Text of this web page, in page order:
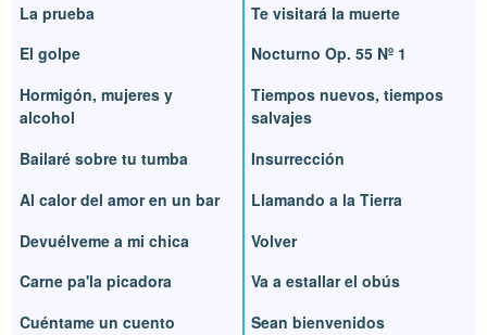
La prueba
El golpe
Hormigón, mujeres y
alcohol
Bailaré sobre tu tumba
Al calor del amor en un bar
Devuélveme a mi chica
Carne pa'la picadora
Cuéntame un cuento
Te visitará la muerte
Nocturno Op. 55 Nº 1
Tiempos nuevos, tiempos
salvajes
Insurrección
Llamando a la Tierra
Volver
Va a estallar el obús
Sean bienvenidos